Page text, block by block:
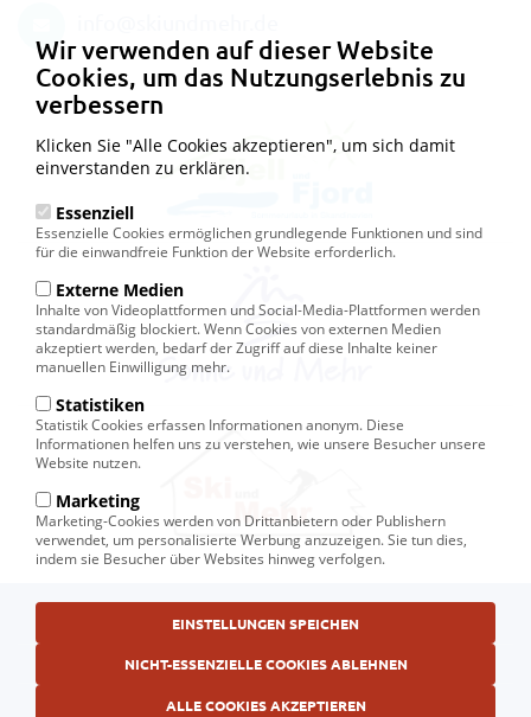
Fußbereichsmenü© Ski und Mehr, Ihr Reiseveranstalter in Kiel
AGB
Datenschutzerklärung
Wir verwenden auf dieser Website
Cookies, um das Nutzungserlebnis zu
verbessern
Klicken Sie "Alle Cookies akzeptieren", um sich damit
einverstanden zu erklären.
Essenziell
Essenzielle Cookies ermöglichen grundlegende Funktionen und sind
für die einwandfreie Funktion der Website erforderlich.
Externe Medien
Inhalte von Videoplattformen und Social-Media-Plattformen werden
standardmäßig blockiert. Wenn Cookies von externen Medien
akzeptiert werden, bedarf der Zugriff auf diese Inhalte keiner
manuellen Einwilligung mehr.
Statistiken
Statistik Cookies erfassen Informationen anonym. Diese
Informationen helfen uns zu verstehen, wie unsere Besucher unsere
Website nutzen.
Marketing
Marketing-Cookies werden von Drittanbietern oder Publishern
verwendet, um personalisierte Werbung anzuzeigen. Sie tun dies,
indem sie Besucher über Websites hinweg verfolgen.
EINSTELLUNGEN SPEICHEN
NICHT-ESSENZIELLE COOKIES ABLEHNEN
ALLE COOKIES AKZEPTIEREN